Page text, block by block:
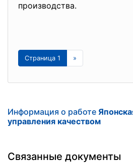
производства.
Страница 1 »
Информация о работе
управления качеством
Связанные документы